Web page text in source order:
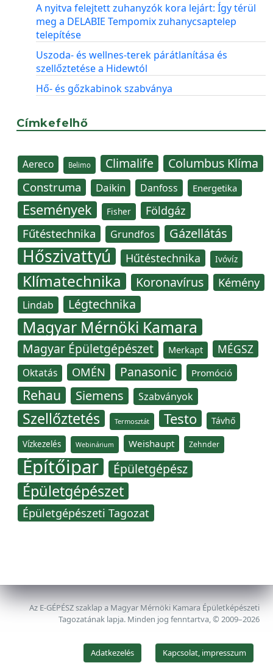
A nyitva felejtett zuhanyzók kora lejárt: Így térül
meg a DELABIE Tempomix zuhanycsaptelep
telepítése
Uszoda- és wellnes-terek párátlanítása és
szellőztetése a Hidewtól
Hő- és gőzkabinok szabványa
Címkefelhő
Aereco Belimo Climalife Columbus Klíma
Construma Daikin Danfoss Energetika
Események Fisher Földgáz
Fűtéstechnika Grundfos Gázellátás
Hőszivattyú Hűtéstechnika Ivóvíz
Klímatechnika Koronavírus Kémény
Lindab Légtechnika
Magyar Mérnöki Kamara
Magyar Épületgépészet Merkapt MÉGSZ
Oktatás OMÉN Panasonic Promóció
Rehau Siemens Szabványok
Szellőztetés Termosztát Testo Távhő
Vízkezelés Webinárium Weishaupt Zehnder
Építőipar Épületgépész
Épületgépészet
Épületgépészeti Tagozat
Az E-GÉPÉSZ szaklap a Magyar Mérnöki Kamara Épületképészeti
Tagozatának lapja. Minden jog fenntartva, © 2009–2026
Adatkezelés Kapcsolat, impresszum